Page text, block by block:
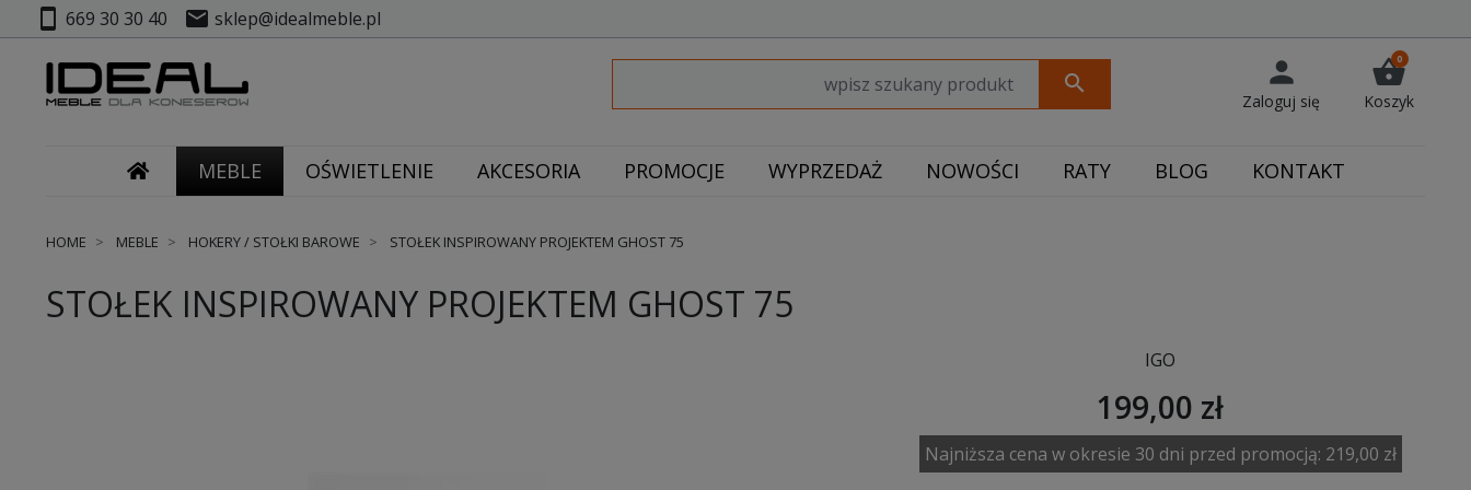
smartphone 669 30 30 40 mail sklep@idealmeble.pl
search person
Zaloguj się
shopping_basket
0
Koszyk
MEBLE OŚWIETLENIE AKCESORIA PROMOCJE WYPRZEDAŻ NOWOŚCI RATY BLOG KONTAKT
HOME MEBLE HOKERY / STOŁKI BAROWE STOŁEK INSPIROWANY PROJEKTEM GHOST 75
STOŁEK INSPIROWANY PROJEKTEM GHOST 75
IGO
199,00 zł
Najniższa cena w okresie 30 dni przed promocją: 219,00 zł